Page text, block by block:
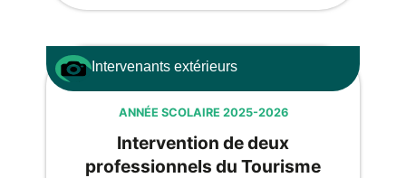
Intervenants extérieurs
ANNÉE SCOLAIRE 2025-2026
Intervention de deux
professionnels du Tourisme